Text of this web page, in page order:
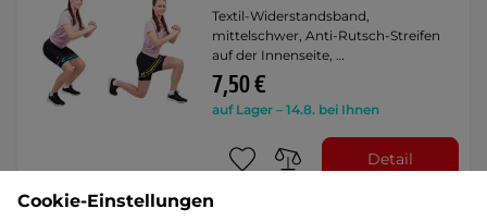
Textil-Widerstandsband,
mittelschwer, Anti-Rutsch-Streifen
auf der Innenseite, …
7,50 €
auf Lager – 14.8. bei Ihnen
Detail
Cookie-Einstellungen